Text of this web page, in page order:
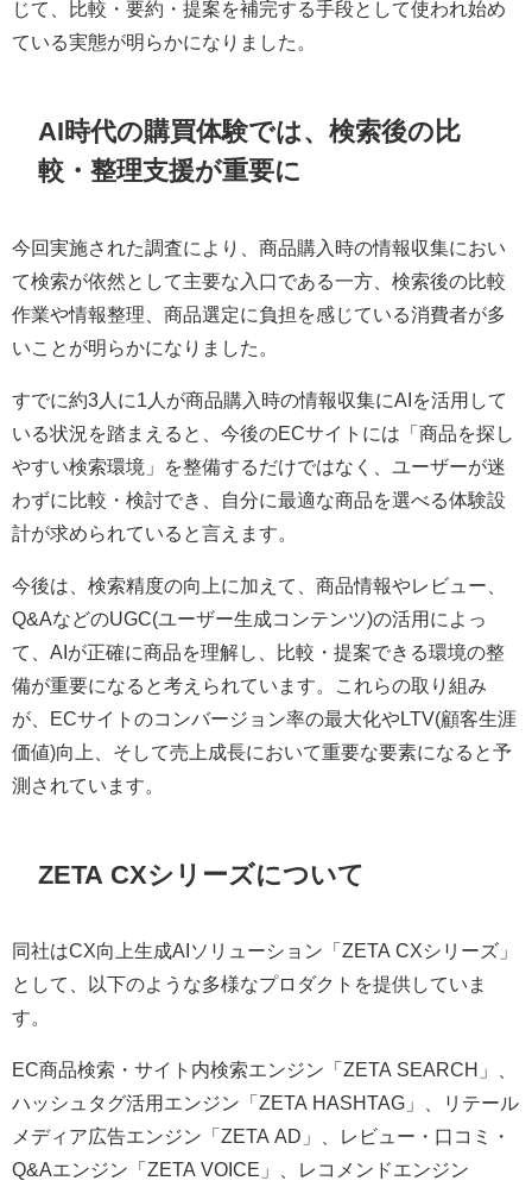
じて、比較・要約・提案を補完する手段として使われ始め
ている実態が明らかになりました。
AI時代の購買体験では、検索後の比
較・整理支援が重要に
今回実施された調査により、商品購入時の情報収集におい
て検索が依然として主要な入口である一方、検索後の比較
作業や情報整理、商品選定に負担を感じている消費者が多
いことが明らかになりました。
すでに約3人に1人が商品購入時の情報収集にAIを活用して
いる状況を踏まえると、今後のECサイトには「商品を探し
やすい検索環境」を整備するだけではなく、ユーザーが迷
わずに比較・検討でき、自分に最適な商品を選べる体験設
計が求められていると言えます。
今後は、検索精度の向上に加えて、商品情報やレビュー、
Q&AなどのUGC(ユーザー生成コンテンツ)の活用によっ
て、AIが正確に商品を理解し、比較・提案できる環境の整
備が重要になると考えられています。これらの取り組み
が、ECサイトのコンバージョン率の最大化やLTV(顧客生涯
価値)向上、そして売上成長において重要な要素になると予
測されています。
ZETA CXシリーズについて
同社はCX向上生成AIソリューション「ZETA CXシリーズ」
として、以下のような多様なプロダクトを提供していま
す。
EC商品検索・サイト内検索エンジン「ZETA SEARCH」、
ハッシュタグ活用エンジン「ZETA HASHTAG」、リテール
メディア広告エンジン「ZETA AD」、レビュー・口コミ・
Q&Aエンジン「ZETA VOICE」、レコメンドエンジン